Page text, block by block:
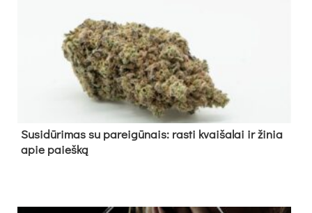
Su­si­dū­ri­mas su pa­rei­gū­nais: ras­ti kvai­ša­lai ir ži­nia
apie paieš­ką